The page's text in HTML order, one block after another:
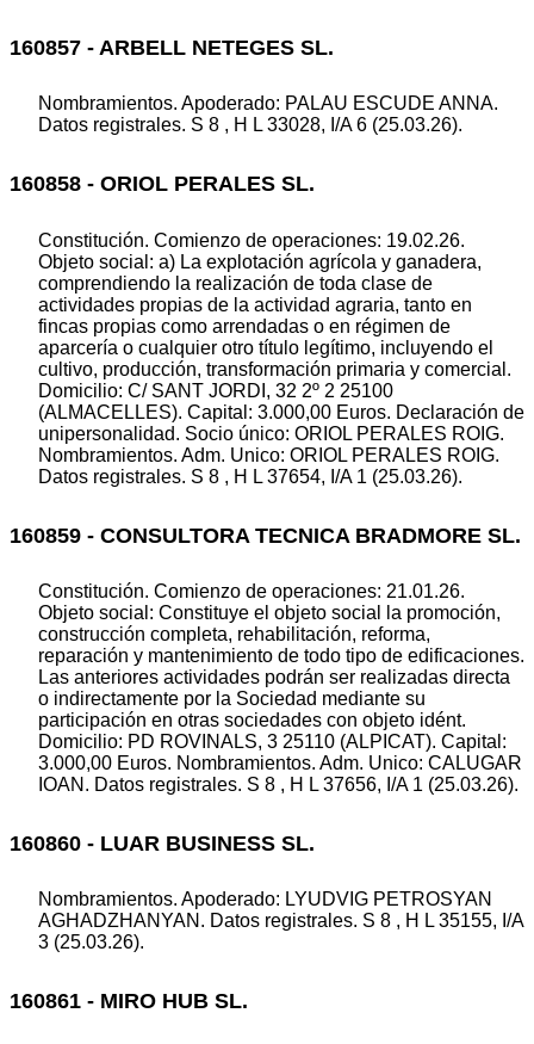
160857 - ARBELL NETEGES SL.
Nombramientos. Apoderado: PALAU ESCUDE ANNA.
Datos registrales. S 8 , H L 33028, I/A 6 (25.03.26).
160858 - ORIOL PERALES SL.
Constitución. Comienzo de operaciones: 19.02.26.
Objeto social: a) La explotación agrícola y ganadera,
comprendiendo la realización de toda clase de
actividades propias de la actividad agraria, tanto en
fincas propias como arrendadas o en régimen de
aparcería o cualquier otro título legítimo, incluyendo el
cultivo, producción, transformación primaria y comercial.
Domicilio: C/ SANT JORDI, 32 2º 2 25100
(ALMACELLES). Capital: 3.000,00 Euros. Declaración de
unipersonalidad. Socio único: ORIOL PERALES ROIG.
Nombramientos. Adm. Unico: ORIOL PERALES ROIG.
Datos registrales. S 8 , H L 37654, I/A 1 (25.03.26).
160859 - CONSULTORA TECNICA BRADMORE SL.
Constitución. Comienzo de operaciones: 21.01.26.
Objeto social: Constituye el objeto social la promoción,
construcción completa, rehabilitación, reforma,
reparación y mantenimiento de todo tipo de edificaciones.
Las anteriores actividades podrán ser realizadas directa
o indirectamente por la Sociedad mediante su
participación en otras sociedades con objeto idént.
Domicilio: PD ROVINALS, 3 25110 (ALPICAT). Capital:
3.000,00 Euros. Nombramientos. Adm. Unico: CALUGAR
IOAN. Datos registrales. S 8 , H L 37656, I/A 1 (25.03.26).
160860 - LUAR BUSINESS SL.
Nombramientos. Apoderado: LYUDVIG PETROSYAN
AGHADZHANYAN. Datos registrales. S 8 , H L 35155, I/A
3 (25.03.26).
160861 - MIRO HUB SL.